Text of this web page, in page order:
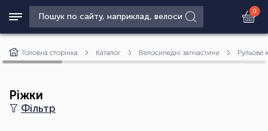
0
Головна сторінка Каталог Велосипедні запчастини Рульове
Ріжки
Фільтр